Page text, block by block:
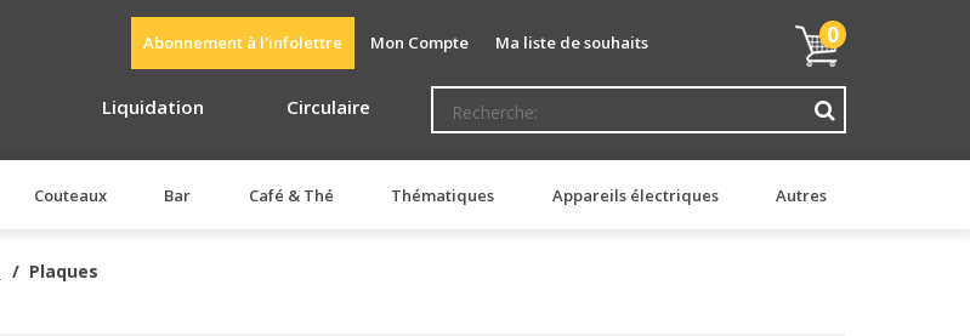
Mon
panier
0
Abonnement à l'infolettre Mon Compte Ma liste de souhaits
Liquidation Circulaire
Couteaux Bar Café & Thé Thématiques Appareils électriques Autres
Plaques